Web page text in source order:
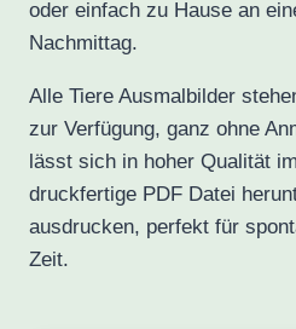
oder einfach zu Hause an
Nachmittag.
Alle Tiere Ausmalbilder
zur Verfügung, ganz ohne
lässt sich in hoher Qualität
druckfertige PDF Datei
ausdrucken, perfekt für
Zeit.